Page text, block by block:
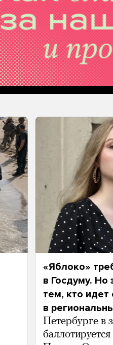
«Яблоко»
в Госдуму.
тем, кто идет
в
Петербурге в